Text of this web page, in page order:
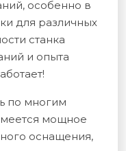
особенно в
для различных
станка
и опыта
по многим
мощное
оснащения,